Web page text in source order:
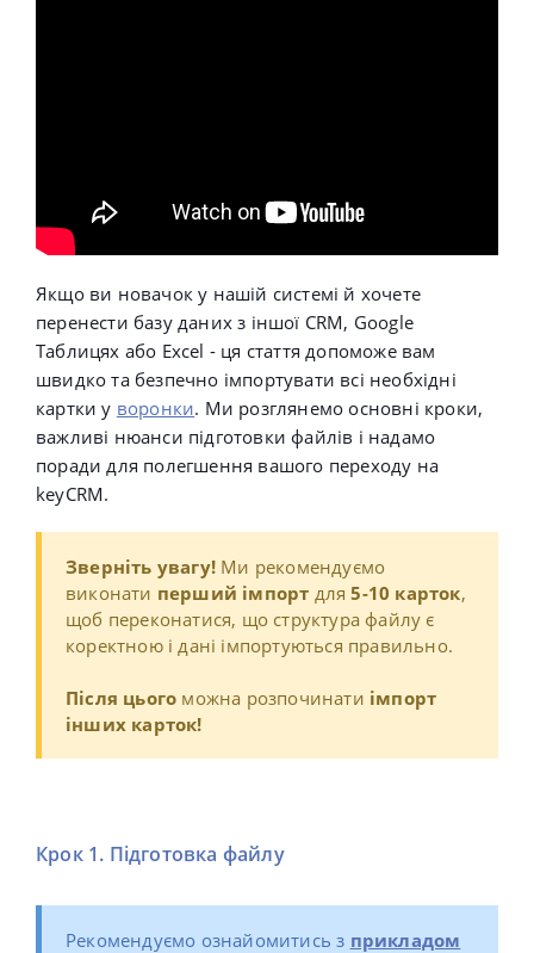
Якщо ви новачок у нашій системі й хочете
перенести базу даних з іншої CRM, Google
Таблицях або Excel - ця стаття допоможе вам
швидко та безпечно імпортувати всі необхідні
картки у воронки. Ми розглянемо основні кроки,
важливі нюанси підготовки файлів і надамо
поради для полегшення вашого переходу на
keyCRM.
Зверніть увагу! Ми рекомендуємо
виконати перший імпорт для5-10 карток,
щоб переконатися, що структура файлу є
коректною і дані імпортуються правильно.
Після цього можна розпочинати імпорт
інших карток!
Крок 1. Підготовка файлу
Рекомендуємо ознайомитись з прикладом